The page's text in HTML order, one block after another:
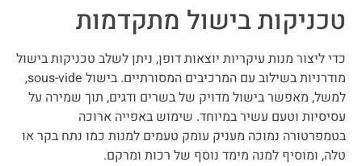
טכניקות בישול מתקדמות
כדי ליצור מנות עיקריות יוצאות דופן, ניתן לשלב טכניקות בישול
מודרניות בשילוב עם המרכיבים המסורתיים. בישול sous-vide,
למשל, מאפשר בישול מדויק של בשרים ודגים, תוך שמירה על
עסיסיות וטעם עשיר במיוחד. שימוש באפייה ארוכה
בטמפרטורה נמוכה מעניק עומק טעמים למנות כמו נתח בקר או
טלה, ומוסיף למנה מימד נוסף של רכות ומרקם.